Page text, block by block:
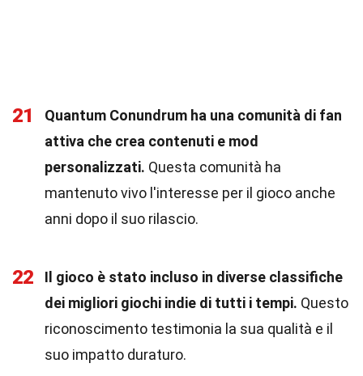
21
Quantum Conundrum ha una comunità di fan
attiva che crea contenuti e mod
personalizzati. Questa comunità ha
mantenuto vivo l'interesse per il gioco anche
anni dopo il suo rilascio.
22
Il gioco è stato incluso in diverse classifiche
dei migliori giochi indie di tutti i tempi. Questo
riconoscimento testimonia la sua qualità e il
suo impatto duraturo.